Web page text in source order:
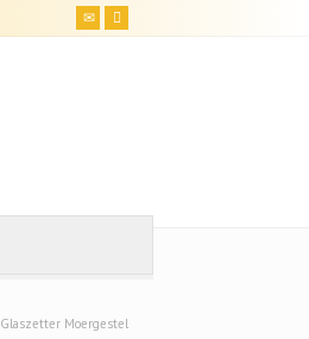
Glaszetter Moergestel